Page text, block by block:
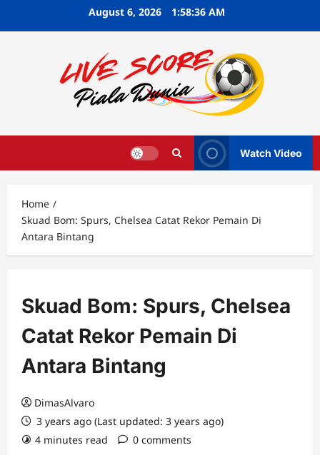
August 6, 2026 1:58:37 AM
Watch Video
Home
Skuad Bom: Spurs, Chelsea Catat Rekor Pemain Di
Antara Bintang
Skuad Bom: Spurs, Chelsea
Catat Rekor Pemain Di
Antara Bintang
DimasAlvaro
3 years ago (Last updated: 3 years ago)
4 minutes read
0 comments